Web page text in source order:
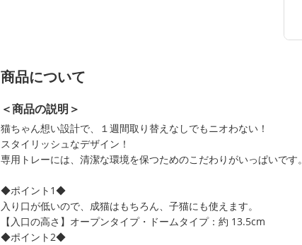
商品について
＜商品の説明＞
猫ちゃん想い設計で、１週間取り替えなしでもニオわない！
スタイリッシュなデザイン！
専用トレーには、清潔な環境を保つためのこだわりがいっぱいです。
◆ポイント1◆
入り口が低いので、成猫はもちろん、子猫にも使えます。
【入口の高さ】オープンタイプ・ドームタイプ：約 13.5cm
◆ポイント2◆